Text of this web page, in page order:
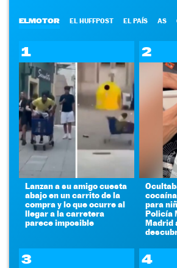
ELMOTOR EL HUFFPOST EL PAÍS AS
1
Lanzan a su amigo cuesta
abajo en un carrito de la
compra y lo que ocurre al
llegar a la carretera
parece imposible
2
para
Policía
Madrid
3 4